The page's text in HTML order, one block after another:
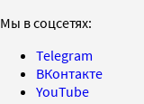
Мы в соцсетях:
Telegram
ВКонтакте
YouTube